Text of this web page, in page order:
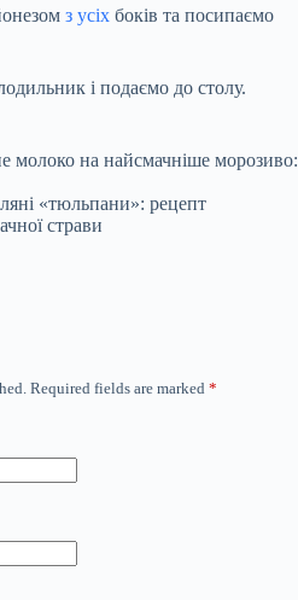
з усіх боків та посипаємо
і подаємо до столу.
молоко на найсмачніше морозиво:
«тюльпани»: рецепт
страви
Required fields are marked *